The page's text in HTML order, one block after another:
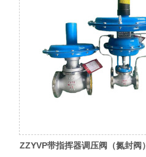
ZZYVP带指挥器调压阀（氮封阀）